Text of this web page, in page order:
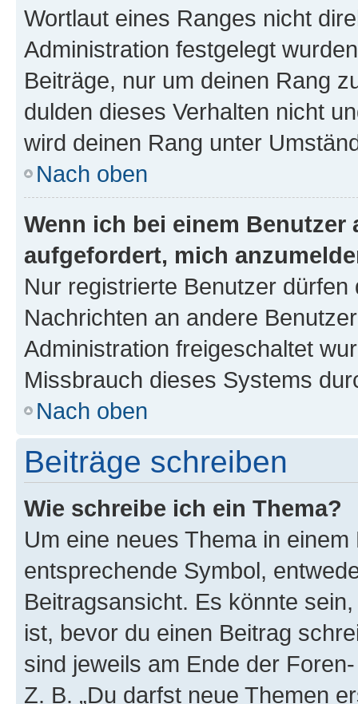
Wortlaut eines Ranges nicht
Administration festgelegt
Beiträge, nur um deinen Rang
dulden dieses Verhalten nicht
wird deinen Rang unter
Nach oben
Wenn ich bei einem
aufgefordert, mich
Nur registrierte Benutzer
Nachrichten an andere
Administration freigeschaltet
Missbrauch dieses Systems
Nach oben
Beiträge schreiben
Wie schreibe ich ein Thema?
Um eine neues Thema in
entsprechende Symbol,
Beitragsansicht. Es könnte
ist, bevor du einen Beitrag
sind jeweils am Ende der
Z. B. „Du darfst neue Themen